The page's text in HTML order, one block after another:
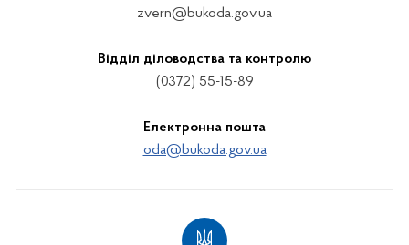
zvern@bukoda.gov.ua
Відділ діловодства та контролю
(0372) 55-15-89
Електронна пошта
oda@bukoda.gov.ua